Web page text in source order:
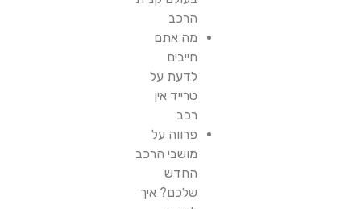
הרכב
מה אתם
חייבים
לדעת על
טרייד אין
רכב
פרווה על
מושבי הרכב
החדש
שלכם? איך